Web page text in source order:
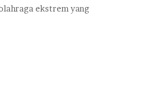
ekstrem yang